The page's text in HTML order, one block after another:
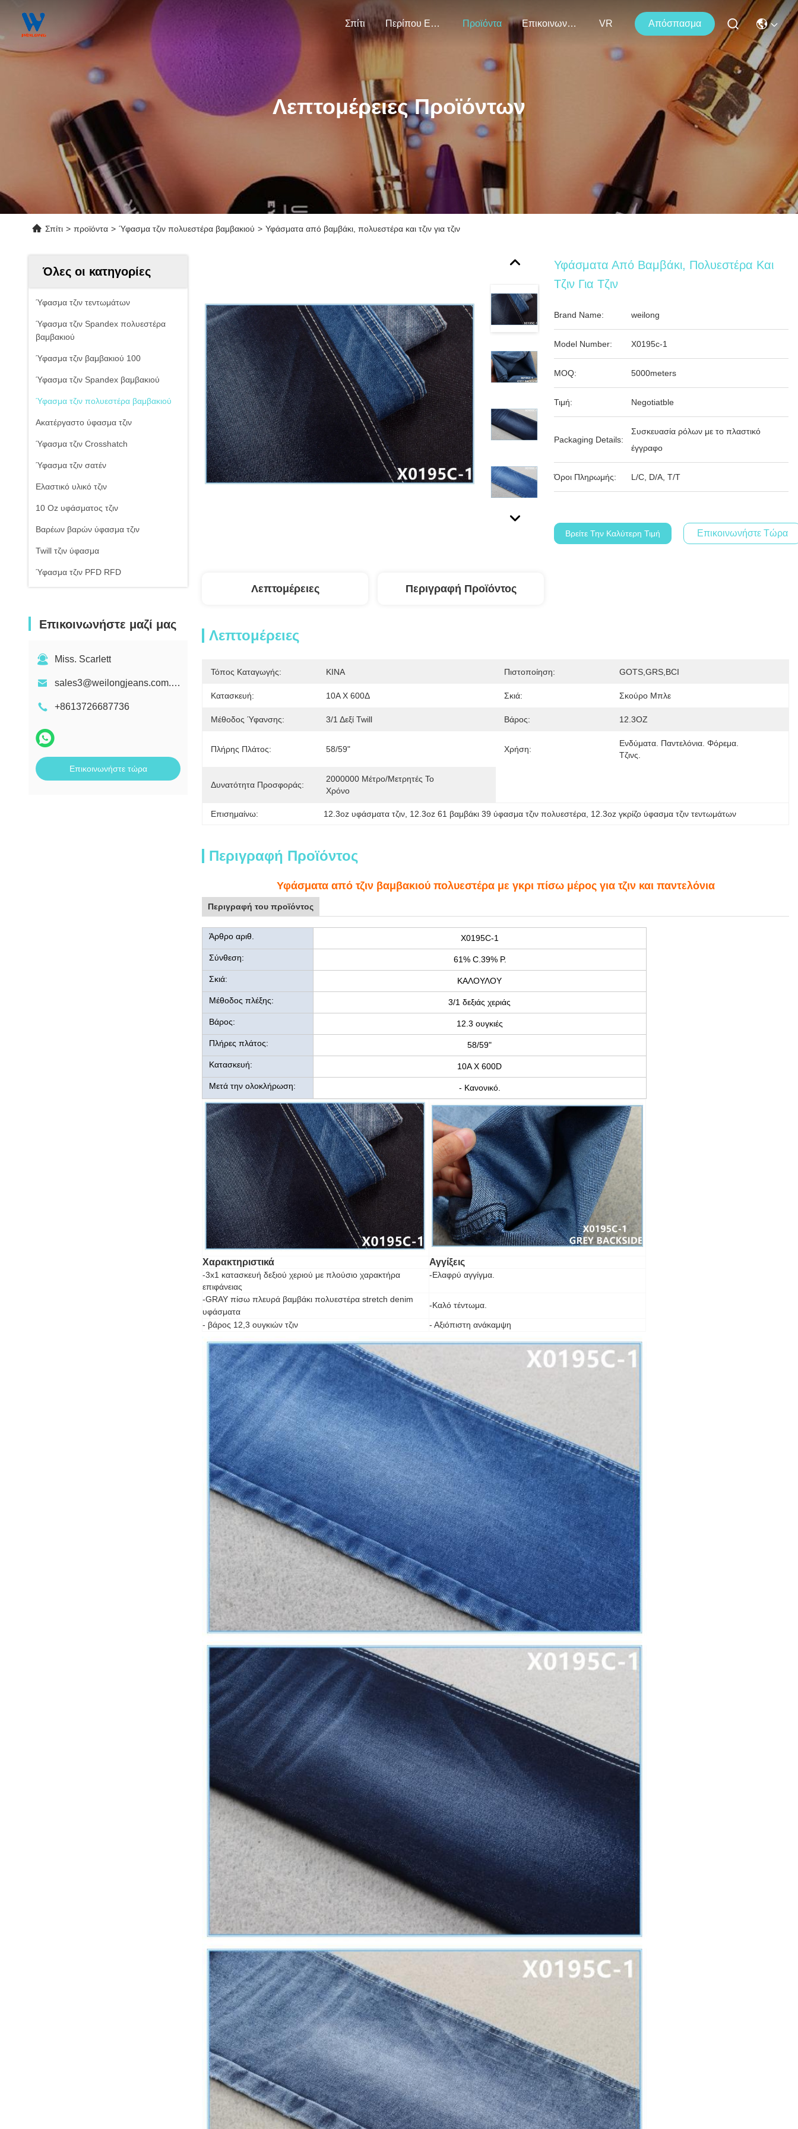
Σπίτι Περίπου Εμείς Προϊόντα Επικοινωνήστε Μαζί Μας VR Απόσπασμα
Λεπτομέρειες Προϊόντων
Σπίτι > προϊόντα > Ύφασμα τζιν πολυεστέρα βαμβακιού > Υφάσματα από βαμβάκι, πολυεστέρα και τζιν για τζιν
Όλες οι κατηγορίες
Ύφασμα τζιν τεντωμάτων
Ύφασμα τζιν Spandex πολυεστέρα
βαμβακιού
Ύφασμα τζιν βαμβακιού 100
Ύφασμα τζιν Spandex βαμβακιού
Ύφασμα τζιν πολυεστέρα βαμβακιού
Ακατέργαστο ύφασμα τζιν
Ύφασμα τζιν Crosshatch
Ύφασμα τζιν σατέν
Ελαστικό υλικό τζιν
10 Oz υφάσματος τζιν
Βαρέων βαρών ύφασμα τζιν
Twill τζιν ύφασμα
Ύφασμα τζιν PFD RFD
Επικοινωνήστε μαζί μας
Miss. Scarlett
sales3@weilongjeans.com.cn
+8613726687736
Επικοινωνήστε τώρα
Υφάσματα Από Βαμβάκι, Πολυεστέρα Και
Τζιν Για Τζιν
Brand Name: weilong
Model Number: X0195c-1
MOQ: 5000meters
Τιμή: Negotiatble
Packaging Details:
Συσκευασία ρόλων με το πλαστικό
έγγραφο
Όροι Πληρωμής: L/C, D/A, T/T
Βρείτε Την Καλύτερη Τιμή Επικοινωνήστε Τώρα
Λεπτομέρειες Περιγραφή Προϊόντος
Λεπτομέρειες
Τόπος Καταγωγής: ΚΙΝΑ Πιστοποίηση: GOTS,GRS,BCI
Κατασκευή: 10Α Χ 600Δ Σκιά: Σκούρο Μπλε
Μέθοδος Ύφανσης: 3/1 Δεξί Twill Βάρος: 12.3OZ
Πλήρης Πλάτος: 58/59" Χρήση:
Ενδύματα. Παντελόνια. Φόρεμα.
Τζινς.
Δυνατότητα Προσφοράς:
2000000 Μέτρο/μετρητές Το
Χρόνο
Επισημαίνω: 12.3oz υφάσματα τζιν, 12.3oz 61 βαμβάκι 39 ύφασμα τζιν πολυεστέρα, 12.3oz γκρίζο ύφασμα τζιν τεντωμάτων
Περιγραφή Προϊόντος
Υφάσματα από τζιν βαμβακιού πολυεστέρα με γκρι πίσω μέρος για τζιν και παντελόνια
Περιγραφή του προϊόντος
Άρθρο αριθ. Χ0195C-1
Σύνθεση: 61% C.39% P.
Σκιά: ΚΑΛΟΥΛΟΥ
Μέθοδος πλέξης: 3/1 δεξιάς χεριάς
Βάρος: 12.3 ουγκιές
Πλήρες πλάτος: 58/59"
Κατασκευή: 10A X 600D
Μετά την ολοκλήρωση: - Κανονικό.
Χαρακτηριστικά Αγγίξεις
-3x1 κατασκευή δεξιού χεριού με πλούσιο χαρακτήρα
επιφάνειας
-Ελαφρύ αγγίγμα.
-GRAY πίσω πλευρά βαμβάκι πολυεστέρα stretch denim
υφάσματα
-Καλό τέντωμα.
- βάρος 12,3 ουγκιών τζιν - Αξιόπιστη ανάκαμψη